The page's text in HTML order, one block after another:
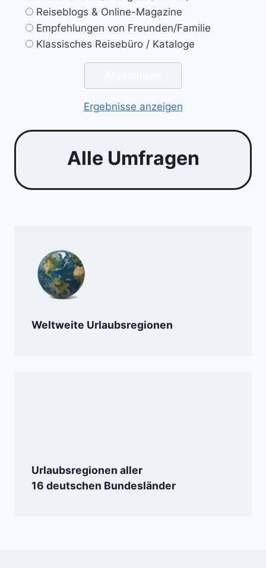
Reiseblogs & Online-Magazine
Empfehlungen von Freunden/Familie
Klassisches Reisebüro / Kataloge
Ergebnisse anzeigen
Alle Umfragen
Weltweite Urlaubsregionen
Urlaubsregionen aller
16 deutschen Bundesländer